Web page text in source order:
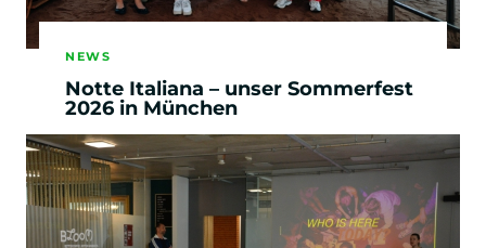
NEWS
Notte Italiana – unser Sommerfest
2026 in München